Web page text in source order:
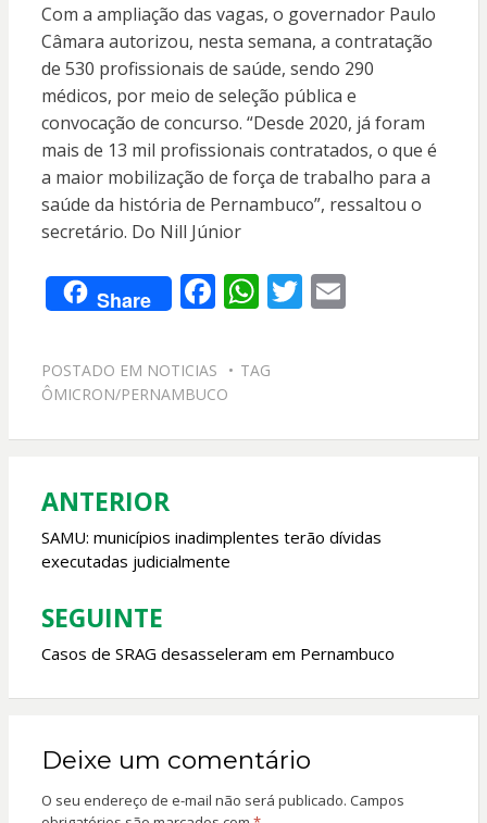
Com a ampliação das vagas, o governador Paulo
Câmara autorizou, nesta semana, a contratação
de 530 profissionais de saúde, sendo 290
médicos, por meio de seleção pública e
convocação de concurso. “Desde 2020, já foram
mais de 13 mil profissionais contratados, o que é
a maior mobilização de força de trabalho para a
saúde da história de Pernambuco”, ressaltou o
secretário. Do Nill Júnior
Share F
e
b
o
W
at
A
T E
POSTADO EM NOTICIAS
TAG
ÔMICRON/PERNAMBUCO
Navegação
de
Post
ANTERIOR
SAMU: municípios inadimplentes terão dívidas
executadas judicialmente
SEGUINTE
Casos de SRAG desasseleram em Pernambuco
Deixe um comentário
O seu endereço de e-mail não será publicado. Campos